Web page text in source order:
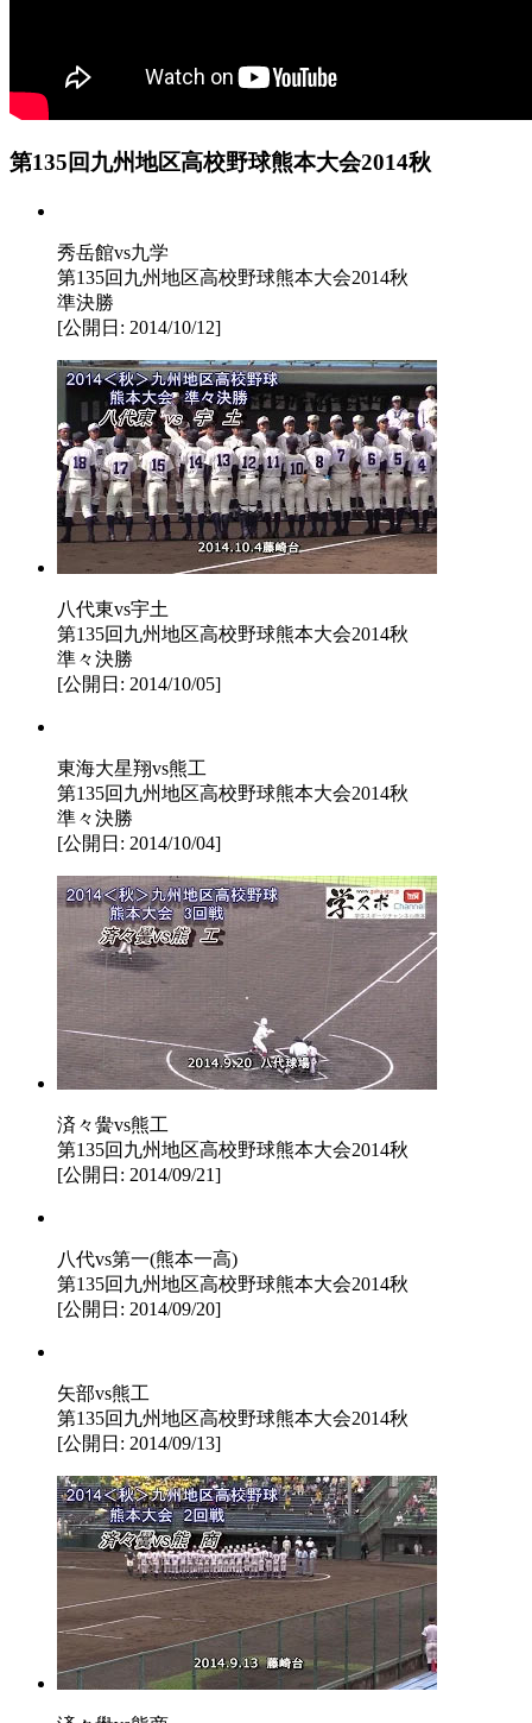
第135回九州地区高校野球熊本大会2014秋
秀岳館vs九学
第135回九州地区高校野球熊本大会2014秋
準決勝
[公開日: 2014/10/12]
八代東vs宇土
第135回九州地区高校野球熊本大会2014秋
準々決勝
[公開日: 2014/10/05]
東海大星翔vs熊工
第135回九州地区高校野球熊本大会2014秋
準々決勝
[公開日: 2014/10/04]
済々黌vs熊工
第135回九州地区高校野球熊本大会2014秋
[公開日: 2014/09/21]
八代vs第一(熊本一高)
第135回九州地区高校野球熊本大会2014秋
[公開日: 2014/09/20]
矢部vs熊工
第135回九州地区高校野球熊本大会2014秋
[公開日: 2014/09/13]